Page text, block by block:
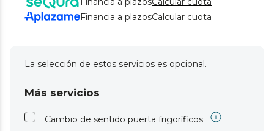
Financia a plazosCalcular cuota
La selección de estos servicios es opcional.
Más servicios
Cambio de sentido puerta frigoríficos